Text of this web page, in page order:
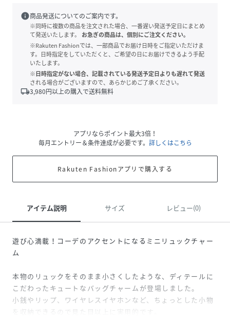
info商品発送についてのご案内です。
※同時に複数の商品を注文された場合、一番遅い発送予定日にまとめ
て発送いたします。
お急ぎの商品は、個別にご注文ください。
※Rakuten Fashionでは、一部商品でお届け日時をご指定いただけま
す。日時指定をしていただくと、ご希望の日にお届けできるよう手配
いたします。
※日時指定がない場合、記載されている発送予定日よりも遅れて発送
される場合がございますので、あらかじめご了承ください。
local_shipping3,980円以上の購入で送料無料
アプリならポイント最大3倍！
毎月エントリー＆条件達成が必要です。 詳しくはこちら
Rakuten Fashionアプリで購入する
アイテム説明 サイズ レビュー(0)
遊び心満載！コーデのアクセントになるミニリュックチャー
ム
本物のリュックをそのまま小さくしたような、ディテールに
こだわったキュートなバッグチャームが登場しました。
小銭やリップ、ワイヤレスイヤホンなど、ちょっとした小物
を収納できるので見た目以上に実用的です。